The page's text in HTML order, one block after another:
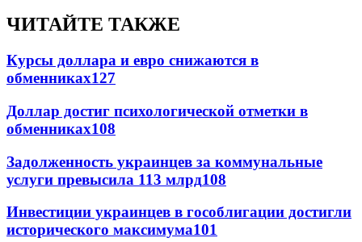
ЧИТАЙТЕ ТАКЖЕ
Курсы доллара и евро снижаются в
обменниках127
Доллар достиг психологической отметки в
обменниках108
Задолженность украинцев за коммунальные
услуги превысила 113 млрд108
Инвестиции украинцев в гособлигации достигли
исторического максимума101